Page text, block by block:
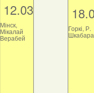
12.03
Мінск,
Мікалай
Верабей
Горкі, Р.
Шкабара